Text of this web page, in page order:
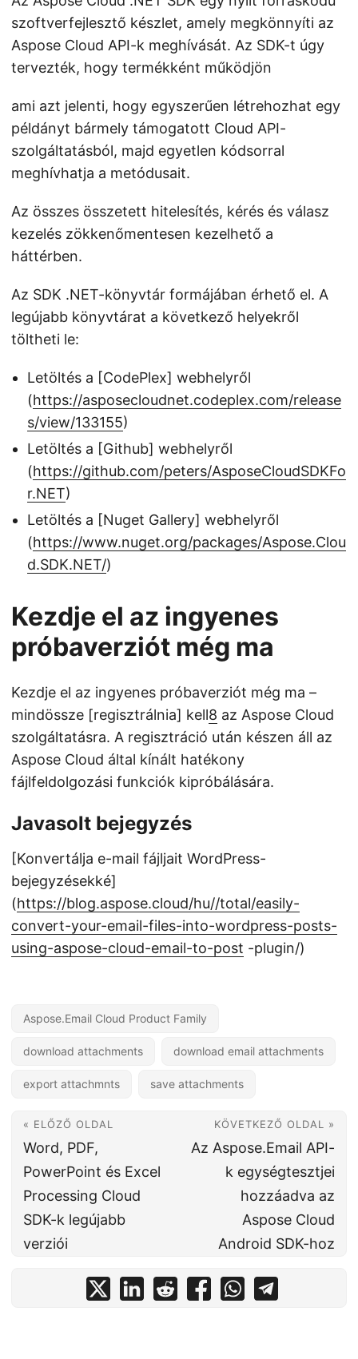
szoftverfejlesztő készlet, amely megkönnyíti az
Aspose Cloud API-k meghívását. Az SDK-t úgy
tervezték, hogy termékként működjön
ami azt jelenti, hogy egyszerűen létrehozhat egy
példányt bármely támogatott Cloud API-
szolgáltatásból, majd egyetlen kódsorral
meghívhatja a metódusait.
Az összes összetett hitelesítés, kérés és válasz
kezelés zökkenőmentesen kezelhető a
háttérben.
Az SDK .NET-könyvtár formájában érhető el. A
legújabb könyvtárat a következő helyekről
töltheti le:
Letöltés a [CodePlex] webhelyről
(https://asposecloudnet.codeplex.com/release
s/view/133155)
Letöltés a [Github] webhelyről
(https://github.com/peters/AsposeCloudSDKFo
r.NET)
Letöltés a [Nuget Gallery] webhelyről
(https://www.nuget.org/packages/Aspose.Clou
d.SDK.NET/)
Kezdje el az ingyenes
próbaverziót még ma
Kezdje el az ingyenes próbaverziót még ma –
mindössze [regisztrálnia] kell8 az Aspose Cloud
szolgáltatásra. A regisztráció után készen áll az
Aspose Cloud által kínált hatékony
fájlfeldolgozási funkciók kipróbálására.
Javasolt bejegyzés
[Konvertálja e-mail fájljait WordPress-
bejegyzésekké]
(https://blog.aspose.cloud/hu//total/easily-
convert-your-email-files-into-wordpress-posts-
using-aspose-cloud-email-to-post -plugin/)
Aspose.Email Cloud Product Family
download attachments download email attachments
export attachmnts save attachments
« ELŐZŐ OLDAL
Word, PDF,
PowerPoint és Excel
Processing Cloud
SDK-k legújabb
verziói
KÖVETKEZŐ OLDAL »
Az Aspose.Email API-
k egységtesztjei
hozzáadva az
Aspose Cloud
Android SDK-hoz